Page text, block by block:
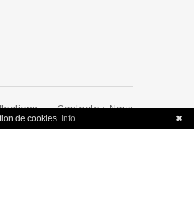
Contactez-Nous
✖
de cookies. Info